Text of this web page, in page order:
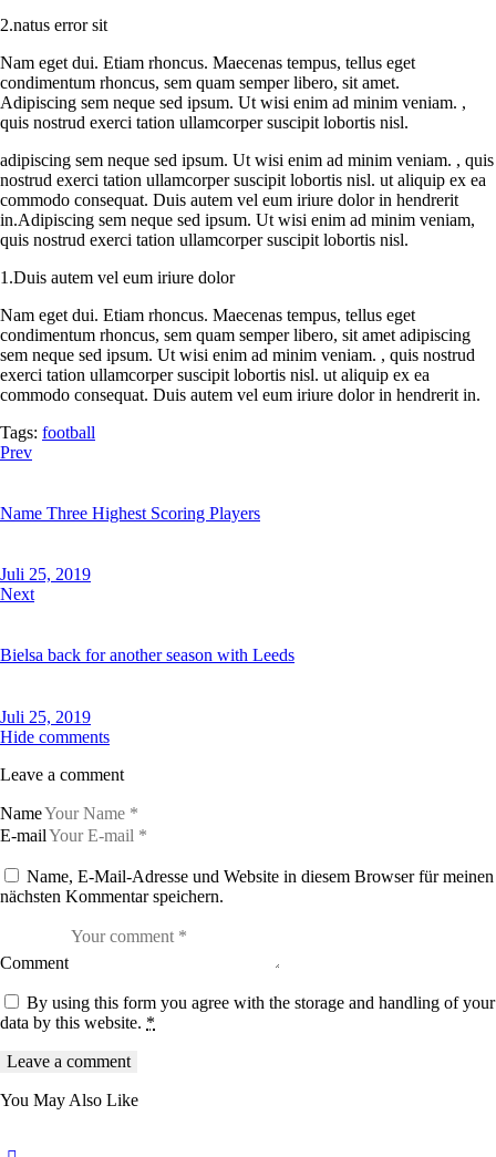
2.natus error sit
Nam eget dui. Etiam rhoncus. Maecenas tempus, tellus eget
condimentum rhoncus, sem quam semper libero, sit amet.
Adipiscing sem neque sed ipsum. Ut wisi enim ad minim veniam. ,
quis nostrud exerci tation ullamcorper suscipit lobortis nisl.
adipiscing sem neque sed ipsum. Ut wisi enim ad minim veniam. , quis
nostrud exerci tation ullamcorper suscipit lobortis nisl. ut aliquip ex ea
commodo consequat. Duis autem vel eum iriure dolor in hendrerit
in.Adipiscing sem neque sed ipsum. Ut wisi enim ad minim veniam,
quis nostrud exerci tation ullamcorper suscipit lobortis nisl.
1.Duis autem vel eum iriure dolor
Nam eget dui. Etiam rhoncus. Maecenas tempus, tellus eget
condimentum rhoncus, sem quam semper libero, sit amet adipiscing
sem neque sed ipsum. Ut wisi enim ad minim veniam. , quis nostrud
exerci tation ullamcorper suscipit lobortis nisl. ut aliquip ex ea
commodo consequat. Duis autem vel eum iriure dolor in hendrerit in.
Tags: football
Beitragsnavigation
Prev
Name Three Highest Scoring Players
Juli 25, 2019
Next
Bielsa back for another season with Leeds
Juli 25, 2019
Hide comments
Leave a comment
Name
E-mail
Name, E-Mail-Adresse und Website in diesem Browser für meinen
nächsten Kommentar speichern.
Comment
By using this form you agree with the storage and handling of your
data by this website. *
You May Also Like